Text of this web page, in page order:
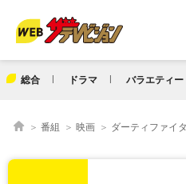
総合 ドラマ バラエティー
番組 映画 ダーティファイ